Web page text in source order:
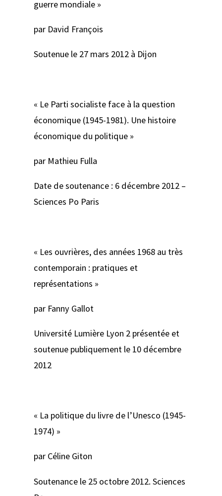
guerre mondiale »
par David François
Soutenue le 27 mars 2012 à Dijon
« Le Parti socialiste face à la question
économique (1945-1981). Une histoire
économique du politique »
par Mathieu Fulla
Date de soutenance : 6 décembre 2012 –
Sciences Po Paris
« Les ouvrières, des années 1968 au très
contemporain : pratiques et
représentations »
par Fanny Gallot
Université Lumière Lyon 2 présentée et
soutenue publiquement le 10 décembre
2012
« La politique du livre de l’Unesco (1945-
1974) »
par Céline Giton
Soutenance le 25 octobre 2012. Sciences